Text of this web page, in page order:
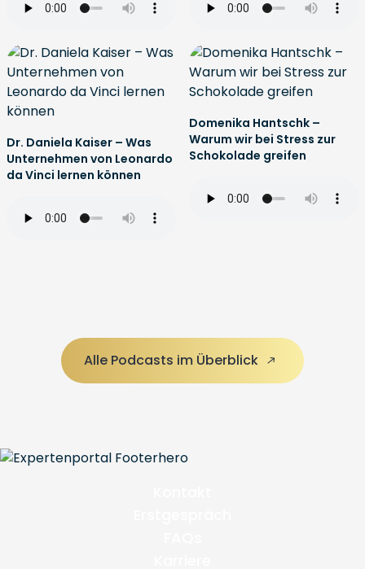
Dr. Daniela Kaiser – Was
Unternehmen von Leonardo
da Vinci lernen können
Domenika Hantschk –
Warum wir bei Stress zur
Schokolade greifen
Alle Podcasts im Überblick